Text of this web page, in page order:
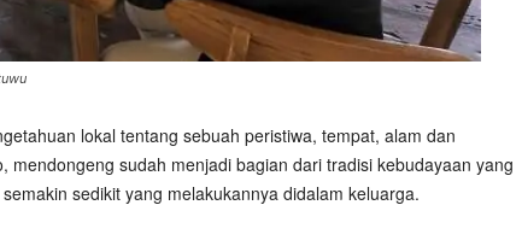
lokal tentang sebuah peristiwa, tempat, alam dan
mendongeng sudah menjadi bagian dari tradisi kebudayaan yang
sedikit yang melakukannya didalam keluarga.